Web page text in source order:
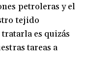
petroleras y el
tejido
es quizás
tareas a